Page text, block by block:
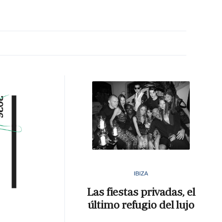
IBIZA
Las fiestas privadas, el
último refugio del lujo